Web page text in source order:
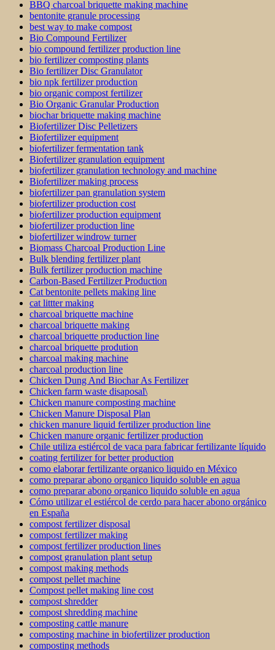
BBQ charcoal briquette making machine
bentonite granule processing
best way to make compost
Bio Compound Fertilizer
bio compound fertilizer production line
bio fertilizer composting plants
Bio fertilizer Disc Granulator
bio npk fertilizer production
bio organic compost fertilizer
Bio Organic Granular Production
biochar briquette making machine
Biofertilizer Disc Pelletizers
Biofertilizer equipment
biofertilizer fermentation tank
Biofertilizer granulation equipment
biofertilizer granulation technology and machine
Biofertilizer making process
biofertilizer pan granulation system
biofertilizer production cost
biofertilizer production equipment
biofertilizer production line
biofertilizer windrow turner
Biomass Charcoal Production Line
Bulk blending fertilizer plant
Bulk fertilizer production machine
Carbon-Based Fertilizer Production
Cat bentonite pellets making line
cat littter making
charcoal briquette machine
charcoal briquette making
charcoal briquette production line
charcoal briquette prodution
charcoal making machine
charcoal production line
Chicken Dung And Biochar As Fertilizer
Chicken farm waste disaposal\
Chicken manure composting machine
Chicken Manure Disposal Plan
chicken manure liquid fertilizer production line
Chicken manure organic fertilizer production
Chile utiliza estiércol de vaca para fabricar fertilizante líquido
coating fertilizer for better production
como elaborar fertilizante organico liquido en México
como preparar abono organico liquido soluble en agua
como preparar abono organico liquido soluble en agua
Cómo utilizar el estiércol de cerdo para hacer abono orgánico
en España
compost fertilizer disposal
compost fertilizer making
compost fertilizer production lines
compost granulation plant setup
compost making methods
compost pellet machine
Compost pellet making line cost
compost shredder
compost shredding machine
composting cattle manure
composting machine in biofertilizer production
composting methods